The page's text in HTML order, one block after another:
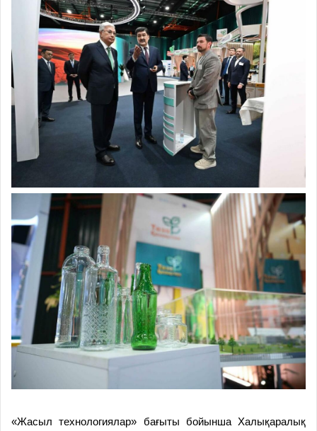
«Жасыл технологиялар» бағыты бойынша Халықаралық